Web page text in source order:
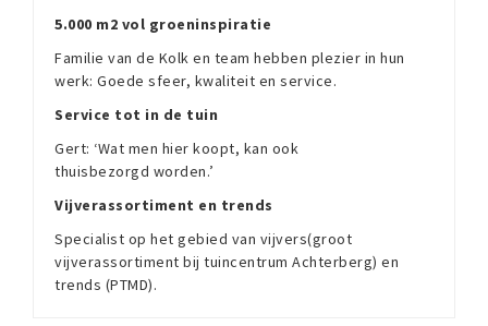
5.000 m2 vol groeninspiratie
Familie van de Kolk en team hebben plezier in hun
werk: Goede sfeer, kwaliteit en service.
Service tot in de tuin
Gert: ‘Wat men hier koopt, kan ook
thuisbezorgd worden.’
Vijverassortiment en trends
Specialist op het gebied van vijvers(groot
vijverassortiment bij tuincentrum Achterberg) en
trends (PTMD).